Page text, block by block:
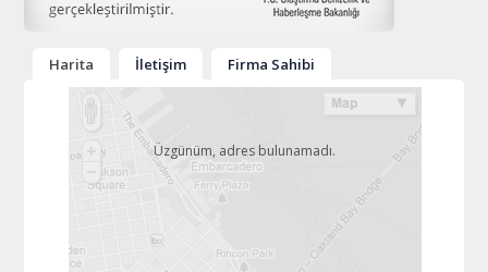
Harita İletişim Firma Sahibi
Üzgünüm, adres bulunamadı.